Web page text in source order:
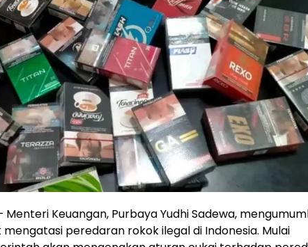
Menteri Keuangan, Purbaya Yudhi Sadewa,
peredaran rokok ilegal di Indonesia. Mulai